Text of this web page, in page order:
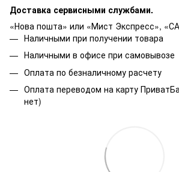
Доставка сервисными службами.
«Нова пошта» или «Мист Экспресс»,
Наличными при получении товара
Наличными в офисе при самовывозе
Оплата по безналичному расчету
Оплата переводом на карту
нет)